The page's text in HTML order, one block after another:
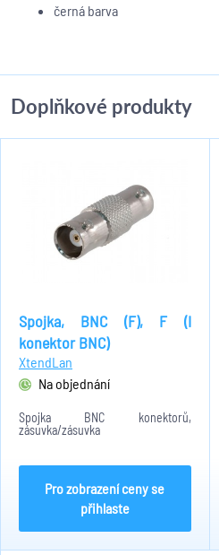
černá barva
Doplňkové produkty
Spojka, BNC (F), F (I
konektor BNC)
XtendLan
Na objednání
Spojka BNC konektorů,
zásuvka/zásuvka
Pro zobrazení ceny se
přihlaste